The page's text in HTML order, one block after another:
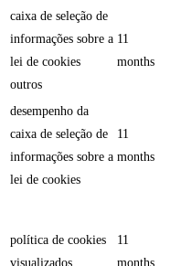
caixa de seleção de
informações sobre a
lei de cookies
outros
11
months
desempenho da
caixa de seleção de
informações sobre a
lei de cookies
11
months
política de cookies
visualizados
11
months